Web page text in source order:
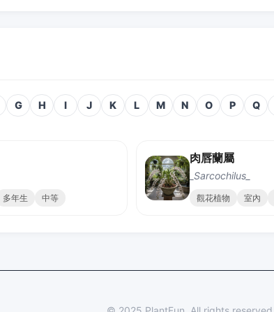
G H I J K L M N O P Q
多年生 中等
肉唇蘭屬
_Sarcochilus_
觀花植物 室內